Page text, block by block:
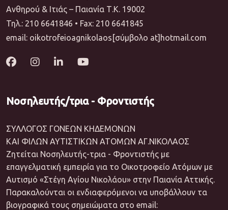
Ανθηρού & Ιτιάς – Παιανία Τ.Κ. 19002
Τηλ.: 210 6641846 • Fax: 210 6641845
email: oikotrofeioagnikolaos[σύμβολο at]hotmail.com
Νοσηλευτής/τρια - Φροντιστής
ΣΥΛΛΟΓΟΣ ΓΟΝΕΩΝ ΚΗΔΕΜΟΝΩΝ
ΚΑΙ ΦΙΛΩΝ ΑΥΤΙΣΤΙΚΩΝ ΑΤΟΜΩΝ ΑΓ.ΝΙΚΟΛΑΟΣ
Ζητείται Νοσηλευτής-τρια - Φροντιστής με
επαγγελματική εμπειρία για το Οικοτροφείο Ατόμων με
Αυτισμό «Στέγη Αγίου Νικολάου» στην Παιανία Αττικής.
Παρακαλούνται οι ενδιαφερόμενοι να υποβάλλουν τα
βιογραφικά τους σημειώματα στο email: